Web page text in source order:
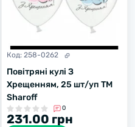
Код: 258-0262
Повітряні кулі З
Хрещенням, 25 шт/уп ТМ
Sharoff
0
231.00 грн